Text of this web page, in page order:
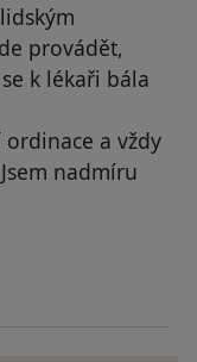
provádět,
k lékaři bála
a vždy
nadmíru
byl odstraněn